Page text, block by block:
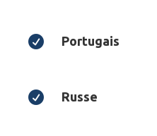
 Portugais
 Russe